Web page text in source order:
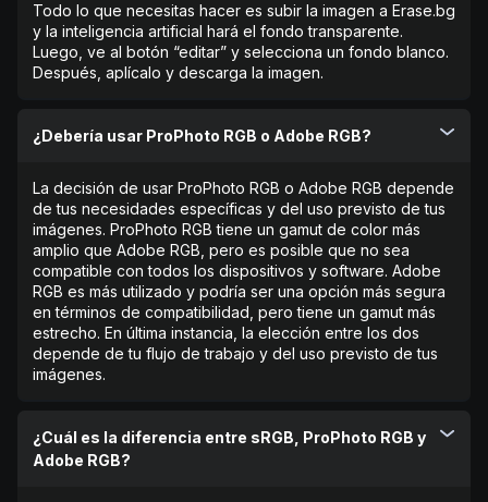
Todo lo que necesitas hacer es subir la imagen a Erase.bg
y la inteligencia artificial hará el fondo transparente.
Luego, ve al botón “editar” y selecciona un fondo blanco.
Después, aplícalo y descarga la imagen.
¿Debería usar ProPhoto RGB o Adobe RGB?
La decisión de usar ProPhoto RGB o Adobe RGB depende
de tus necesidades específicas y del uso previsto de tus
imágenes. ProPhoto RGB tiene un gamut de color más
amplio que Adobe RGB, pero es posible que no sea
compatible con todos los dispositivos y software. Adobe
RGB es más utilizado y podría ser una opción más segura
en términos de compatibilidad, pero tiene un gamut más
estrecho. En última instancia, la elección entre los dos
depende de tu flujo de trabajo y del uso previsto de tus
imágenes.
¿Cuál es la diferencia entre sRGB, ProPhoto RGB y
Adobe RGB?